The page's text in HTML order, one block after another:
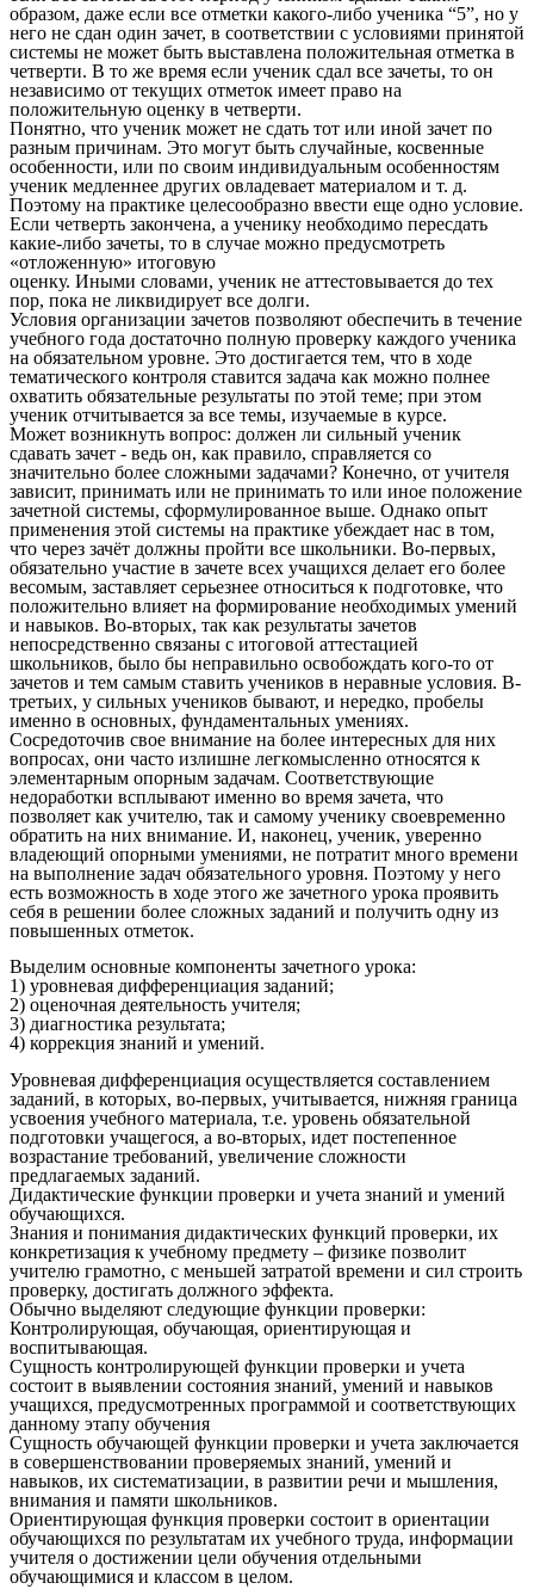
образом, даже если все отметки какого-либо ученика “5”, но у
него не сдан один зачет, в соответствии с условиями принятой
системы не может быть выставлена положительная отметка в
четверти. В то же время если ученик сдал все зачеты, то он
независимо от текущих отметок имеет право на
положительную оценку в четверти.
Понятно, что ученик может не сдать тот или иной зачет по
разным причинам. Это могут быть случайные, косвенные
особенности, или по своим индивидуальным особенностям
ученик медленнее других овладевает материалом и т. д.
Поэтому на практике целесообразно ввести еще одно условие.
Если четверть закончена, а ученику необходимо пересдать
какие-либо зачеты, то в случае можно предусмотреть
«отложенную» итоговую
оценку. Иными словами, ученик не аттестовывается до тех
пор, пока не ликвидирует все долги.
Условия организации зачетов позволяют обеспечить в течение
учебного года достаточно полную проверку каждого ученика
на обязательном уровне. Это достигается тем, что в ходе
тематического контроля ставится задача как можно полнее
охватить обязательные результаты по этой теме; при этом
ученик отчитывается за все темы, изучаемые в курсе.
Может возникнуть вопрос: должен ли сильный ученик
сдавать зачет - ведь он, как правило, справляется со
значительно более сложными задачами? Конечно, от учителя
зависит, принимать или не принимать то или иное положение
зачетной системы, сформулированное выше. Однако опыт
применения этой системы на практике убеждает нас в том,
что через зачёт должны пройти все школьники. Во-первых,
обязательно участие в зачете всех учащихся делает его более
весомым, заставляет серьезнее относиться к подготовке, что
положительно влияет на формирование необходимых умений
и навыков. Во-вторых, так как результаты зачетов
непосредственно связаны с итоговой аттестацией
школьников, было бы неправильно освобождать кого-то от
зачетов и тем самым ставить учеников в неравные условия. В-
третьих, у сильных учеников бывают, и нередко, пробелы
именно в основных, фундаментальных умениях.
Сосредоточив свое внимание на более интересных для них
вопросах, они часто излишне легкомысленно относятся к
элементарным опорным задачам. Соответствующие
недоработки всплывают именно во время зачета, что
позволяет как учителю, так и самому ученику своевременно
обратить на них внимание. И, наконец, ученик, уверенно
владеющий опорными умениями, не потратит много времени
на выполнение задач обязательного уровня. Поэтому у него
есть возможность в ходе этого же зачетного урока проявить
себя в решении более сложных заданий и получить одну из
повышенных отметок.
Выделим основные компоненты зачетного урока:
1) уровневая дифференциация заданий;
2) оценочная деятельность учителя;
3) диагностика результата;
4) коррекция знаний и умений.
Уровневая дифференциация осуществляется составлением
заданий, в которых, во-первых, учитывается, нижняя граница
усвоения учебного материала, т.е. уровень обязательной
подготовки учащегося, а во-вторых, идет постепенное
возрастание требований, увеличение сложности
предлагаемых заданий.
Дидактические функции проверки и учета знаний и умений
обучающихся.
Знания и понимания дидактических функций проверки, их
конкретизация к учебному предмету – физике позволит
учителю грамотно, с меньшей затратой времени и сил строить
проверку, достигать должного эффекта.
Обычно выделяют следующие функции проверки:
Контролирующая, обучающая, ориентирующая и
воспитывающая.
Сущность контролирующей функции проверки и учета
состоит в выявлении состояния знаний, умений и навыков
учащихся, предусмотренных программой и соответствующих
данному этапу обучения
Сущность обучающей функции проверки и учета заключается
в совершенствовании проверяемых знаний, умений и
навыков, их систематизации, в развитии речи и мышления,
внимания и памяти школьников.
Ориентирующая функция проверки состоит в ориентации
обучающихся по результатам их учебного труда, информации
учителя о достижении цели обучения отдельными
обучающимися и классом в целом.